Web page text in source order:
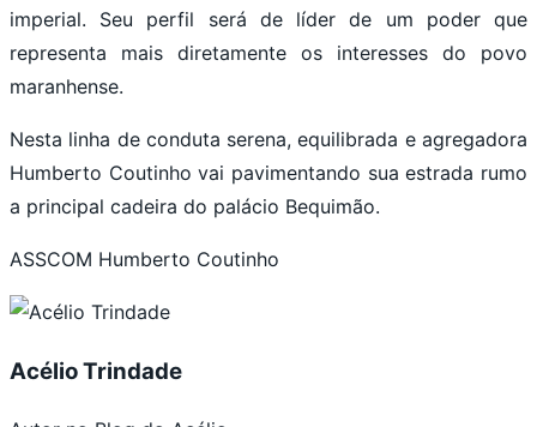
imperial. Seu perfil será de líder de um poder que
representa mais diretamente os interesses do povo
maranhense.
Nesta linha de conduta serena, equilibrada e agregadora
Humberto Coutinho vai pavimentando sua estrada rumo
a principal cadeira do palácio Bequimão.
ASSCOM Humberto Coutinho
Acélio Trindade